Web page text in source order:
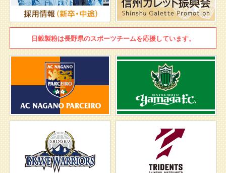
日穀製粉は長野県のスポーツチームを応援しています。